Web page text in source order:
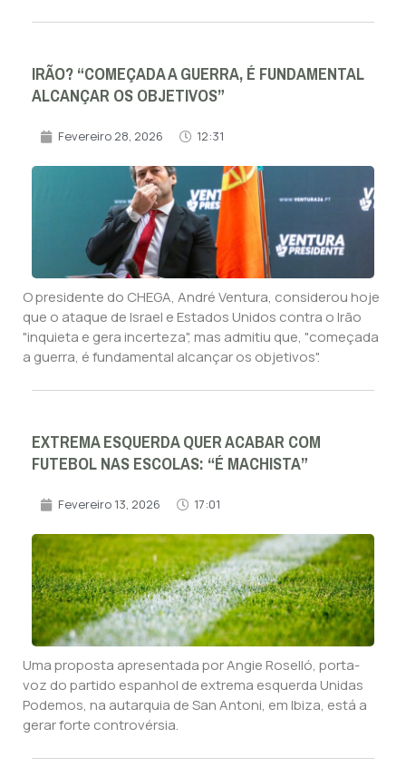
IRÃO? “COMEÇADA A GUERRA, É FUNDAMENTAL
ALCANÇAR OS OBJETIVOS”
Fevereiro 28, 2026 12:31
O presidente do CHEGA, André Ventura, considerou hoje
que o ataque de Israel e Estados Unidos contra o Irão
"inquieta e gera incerteza", mas admitiu que, "começada
a guerra, é fundamental alcançar os objetivos".
EXTREMA ESQUERDA QUER ACABAR COM
FUTEBOL NAS ESCOLAS: “É MACHISTA”
Fevereiro 13, 2026 17:01
Uma proposta apresentada por Angie Roselló, porta-
voz do partido espanhol de extrema esquerda Unidas
Podemos, na autarquia de San Antoni, em Ibiza, está a
gerar forte controvérsia.